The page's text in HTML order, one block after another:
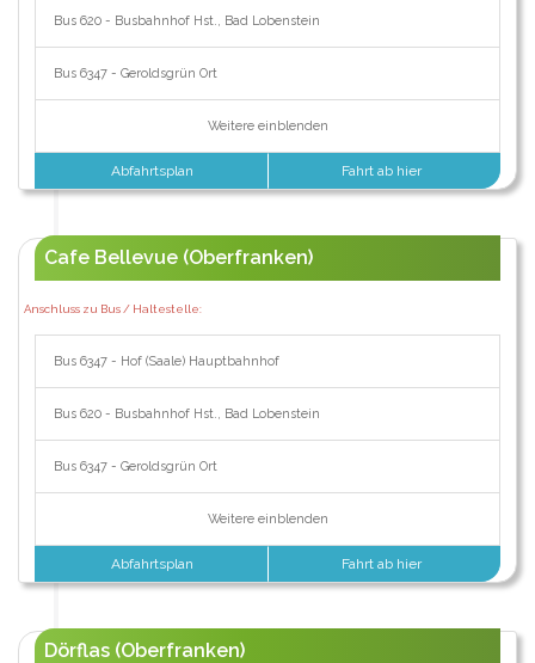
Bus 620 - Busbahnhof Hst., Bad Lobenstein
Bus 6347 - Geroldsgrün Ort
Weitere einblenden
Abfahrtsplan Fahrt ab hier
Cafe Bellevue (Oberfranken)
Anschluss zu Bus / Haltestelle:
Bus 6347 - Hof (Saale) Hauptbahnhof
Bus 620 - Busbahnhof Hst., Bad Lobenstein
Bus 6347 - Geroldsgrün Ort
Weitere einblenden
Abfahrtsplan Fahrt ab hier
Dörflas (Oberfranken)